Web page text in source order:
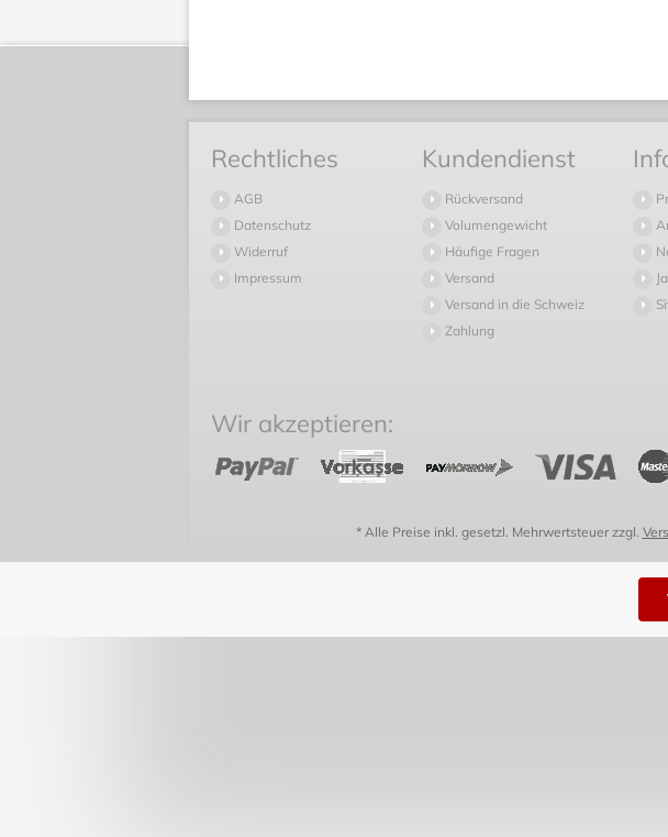
Rechtliches
AGB
Datenschutz
Widerruf
Impressum
Kundendienst
Rückversand
Volumengewicht
Häufige Fragen
Versand
Versand in die Schweiz
Zahlung
Wir akzeptieren:
* Alle Preise inkl. gesetzl. Mehrwertsteuer zzgl.